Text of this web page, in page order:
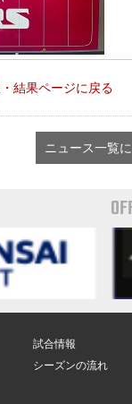
結果ページに戻る
ニュース一覧
試合情報
シーズンの流れ